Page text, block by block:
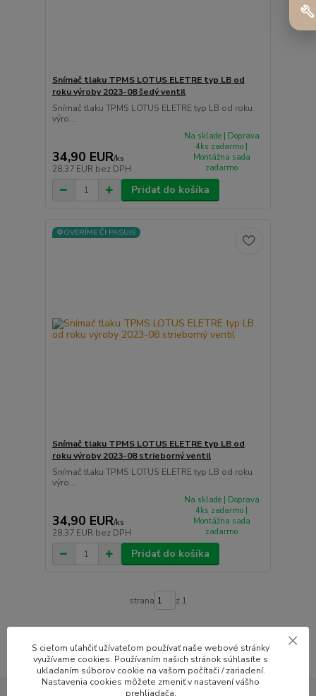
Snímač tlaku TPMS LOTUS ELETRE typ LB od
roku výroby 2023-08 šedý ventil
Snímač tlaku TPMS LOTUS ELETRE typ LB od roku
výro...
34,90 EUR/ks
28,37 EUR bez DPH
Na sklade | Doprava
4ks zadarmo |
Montážna sada
zadarmo
Pridať do košíka
⚙️OVERÍME ČI PASUJE
Snímač tlaku TPMS LOTUS ELETRE typ LB od
roku výroby 2023-08 strieborný ventil
Snímač tlaku TPMS LOTUS ELETRE typ LB od roku
výro...
34,90 EUR/ks
28,37 EUR bez DPH
Na sklade | Doprava
4ks zadarmo |
Montážna sada
zadarmo
Pridať do košíka
strana z 1
S cieľom uľahčiť užívateľom používať naše webové stránky
využívame cookies. Používaním našich stránok súhlasíte s
ukladaním súborov cookie na vašom počítači / zariadení.
Nastavenia cookies môžete zmeniť v nastavení vášho
prehliadača.